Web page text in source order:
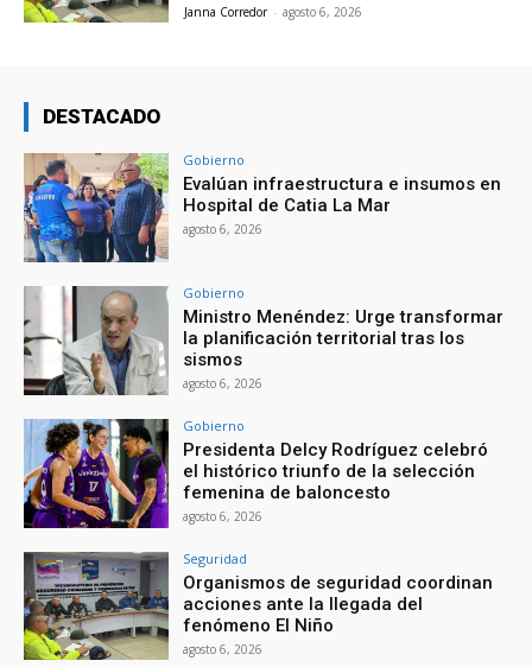
Janna Corredor - agosto 6, 2026
DESTACADO
Gobierno
Evalúan infraestructura e insumos en
Hospital de Catia La Mar
agosto 6, 2026
Gobierno
Ministro Menéndez: Urge transformar
la planificación territorial tras los
sismos
agosto 6, 2026
Gobierno
Presidenta Delcy Rodríguez celebró
el histórico triunfo de la selección
femenina de baloncesto
agosto 6, 2026
Seguridad
Organismos de seguridad coordinan
acciones ante la llegada del
fenómeno El Niño
agosto 6, 2026